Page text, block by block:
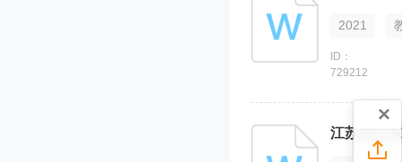
2021
ID：
729212
江苏省如
×
